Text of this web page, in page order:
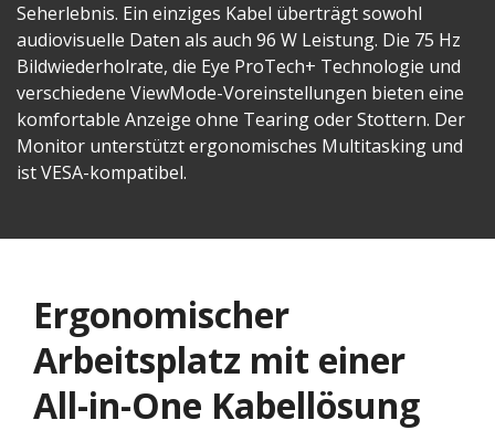
Seherlebnis. Ein einziges Kabel überträgt sowohl
audiovisuelle Daten als auch 96 W Leistung. Die 75 Hz
Bildwiederholrate, die Eye ProTech+ Technologie und
verschiedene ViewMode-Voreinstellungen bieten eine
komfortable Anzeige ohne Tearing oder Stottern. Der
Monitor unterstützt ergonomisches Multitasking und
ist VESA-kompatibel.
Ergonomischer
Arbeitsplatz mit einer
All-in-One Kabellösung